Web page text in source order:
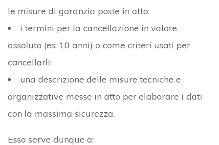
le misure di garanzia poste in atto;
i termini per la cancellazione in valore
assoluto (es: 10 anni) o come criteri usati per
cancellarli;
una descrizione delle misure tecniche e
organizzative messe in atto per elaborare i dati
con la massima sicurezza.
Esso serve dunque a: